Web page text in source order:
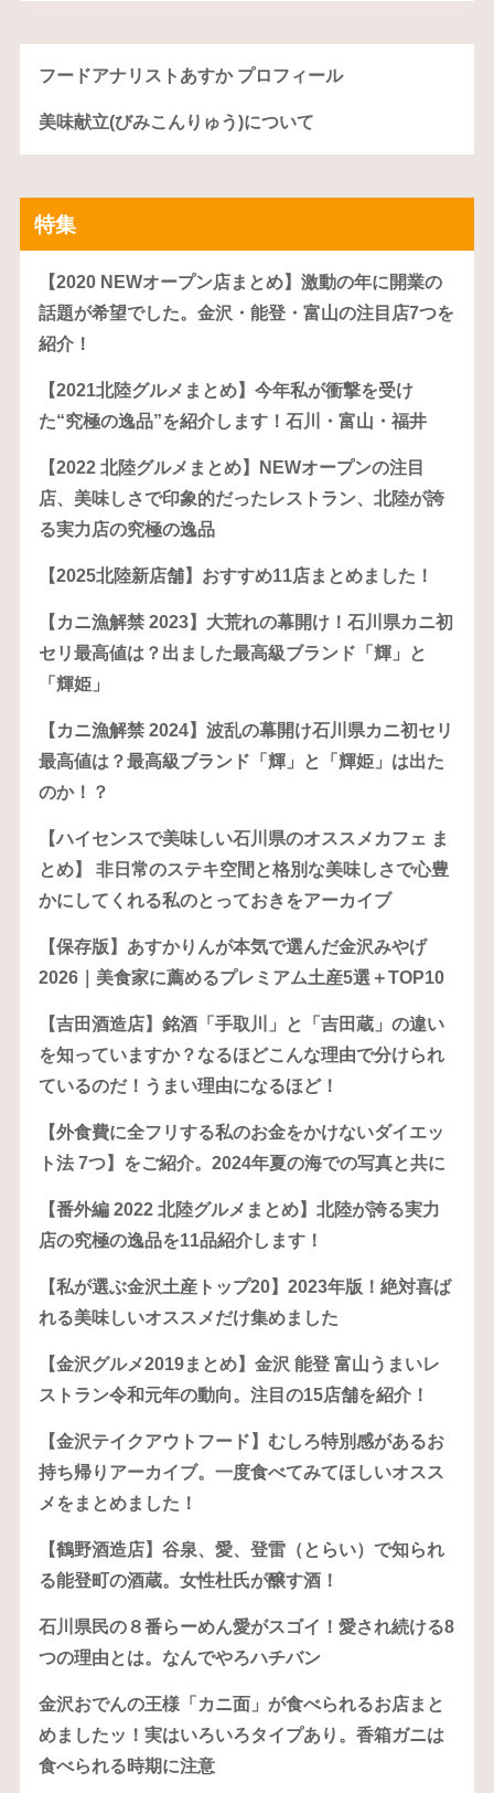
フードアナリストあすか プロフィール
美味献立(びみこんりゅう)について
特集
【2020 NEWオープン店まとめ】激動の年に開業の
話題が希望でした。金沢・能登・富山の注目店7つを
紹介！
【2021北陸グルメまとめ】今年私が衝撃を受け
た“究極の逸品”を紹介します！石川・富山・福井
【2022 北陸グルメまとめ】NEWオープンの注目
店、美味しさで印象的だったレストラン、北陸が誇
る実力店の究極の逸品
【2025北陸新店舗】おすすめ11店まとめました！
【カニ漁解禁 2023】大荒れの幕開け！石川県カニ初
セリ最高値は？出ました最高級ブランド「輝」と
「輝姫」
【カニ漁解禁 2024】波乱の幕開け石川県カニ初セリ
最高値は？最高級ブランド「輝」と「輝姫」は出た
のか！？
【ハイセンスで美味しい石川県のオススメカフェ ま
とめ】 非日常のステキ空間と格別な美味しさで心豊
かにしてくれる私のとっておきをアーカイブ
【保存版】あすかりんが本気で選んだ金沢みやげ
2026｜美食家に薦めるプレミアム土産5選＋TOP10
【吉田酒造店】銘酒「手取川」と「吉田蔵」の違い
を知っていますか？なるほどこんな理由で分けられ
ているのだ！うまい理由になるほど！
【外食費に全フリする私のお金をかけないダイエッ
ト法 7つ】をご紹介。2024年夏の海での写真と共に
【番外編 2022 北陸グルメまとめ】北陸が誇る実力
店の究極の逸品を11品紹介します！
【私が選ぶ金沢土産トップ20】2023年版！絶対喜ば
れる美味しいオススメだけ集めました
【金沢グルメ2019まとめ】金沢 能登 富山うまいレ
ストラン令和元年の動向。注目の15店舗を紹介！
【金沢テイクアウトフード】むしろ特別感があるお
持ち帰りアーカイブ。一度食べてみてほしいオスス
メをまとめました！
【鶴野酒造店】谷泉、愛、登雷（とらい）で知られ
る能登町の酒蔵。女性杜氏が醸す酒！
石川県民の８番らーめん愛がスゴイ！愛され続ける8
つの理由とは。なんでやろハチバン
金沢おでんの王様「カニ面」が食べられるお店まと
めましたッ！実はいろいろタイプあり。香箱ガニは
食べられる時期に注意